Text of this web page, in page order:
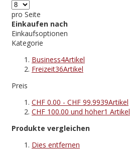
pro Seite
Einkaufen nach
Einkaufsoptionen
Kategorie
Business4Artikel
Freizeit36Artikel
Preis
CHF 0.00 - CHF 99.9939Artikel
CHF 100.00 und höher1 Artikel
Produkte vergleichen
Dies entfernen